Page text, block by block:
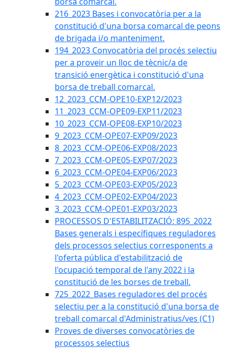
216_2023 Bases i convocatòria per a la
constitució d'una borsa comarcal de peons
de brigada i/o manteniment.
194_2023 Convocatòria del procés selectiu
per a proveir un lloc de tècnic/a de
transició energètica i constitució d'una
borsa de treball comarcal.
12_2023_CCM-OPE10-EXP12/2023
11_2023_CCM-OPE09-EXP11/2023
10_2023_CCM-OPE08-EXP10/2023
9_2023_CCM-OPE07-EXP09/2023
8_2023_CCM-OPE06-EXP08/2023
7_2023_CCM-OPE05-EXP07/2023
6_2023_CCM-OPE04-EXP06/2023
5_2023_CCM-OPE03-EXP05/2023
4_2023_CCM-OPE02-EXP04/2023
3_2023_CCM-OPE01-EXP03/2023
PROCESSOS D'ESTABILITZACIÓ: 895_2022
Bases generals i específiques reguladores
dels processos selectius corresponents a
l'oferta pública d'estabilització de
l'ocupació temporal de l'any 2022 i la
constitució de les borses de treball.
725_2022_Bases reguladores del procés
selectiu per a la constitució d'una borsa de
treball comarcal d'Administratius/ves (C1)
Proves de diverses convocatòries de
processos selectius